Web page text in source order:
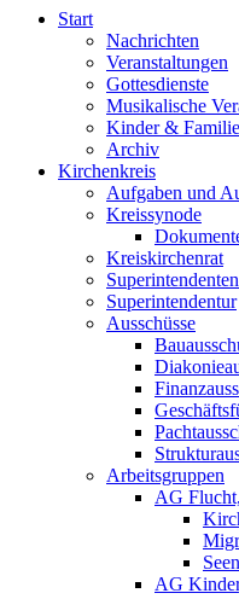
Start
Nachrichten
Veranstaltungen
Gottesdienste
Musikalische
Kinder &
Archiv
Kirchenkreis
Aufgaben und
Kreissynode
Kreiskirchenrat
Superintendentur
Ausschüsse
Arbeitsgruppen
AG
AG